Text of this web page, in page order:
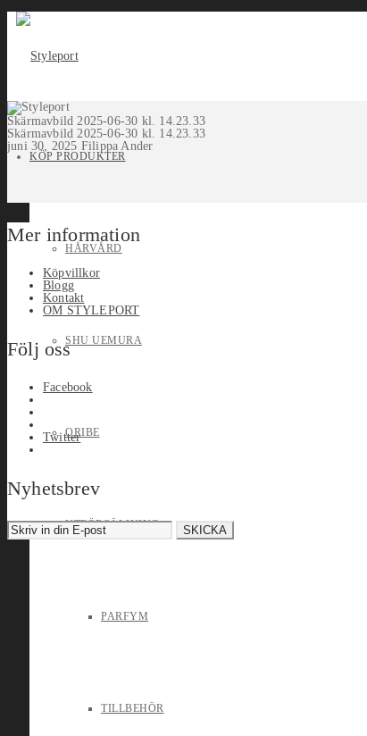
KÖP PRODUKTER
HÅRVÅRD
SHU UEMURA
ORIBE
UTFÖRSÄLJNING
PARFYM
TILLBEHÖR
Skärmavbild 2025-06-30 kl. 14.23.33
Skärmavbild 2025-06-30 kl. 14.23.33
juni 30, 2025 Filippa Ander
Mer information
Köpvillkor
Blogg
Kontakt
OM STYLEPORT
Följ oss
Facebook
Twitter
Nyhetsbrev